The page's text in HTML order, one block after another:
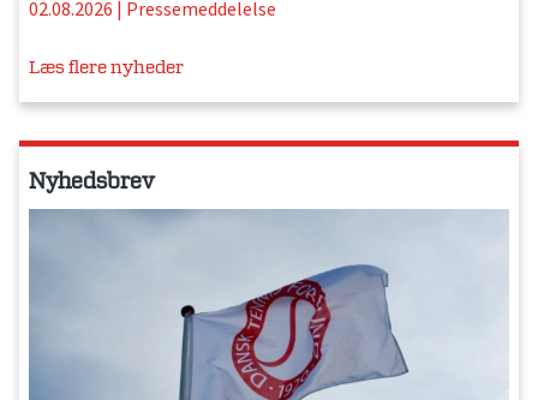
02.08.2026 | Pressemeddelelse
Læs flere nyheder
Nyhedsbrev